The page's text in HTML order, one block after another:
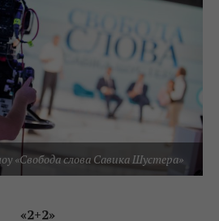
«Свобода слова Савика Шустера»
«2+2»